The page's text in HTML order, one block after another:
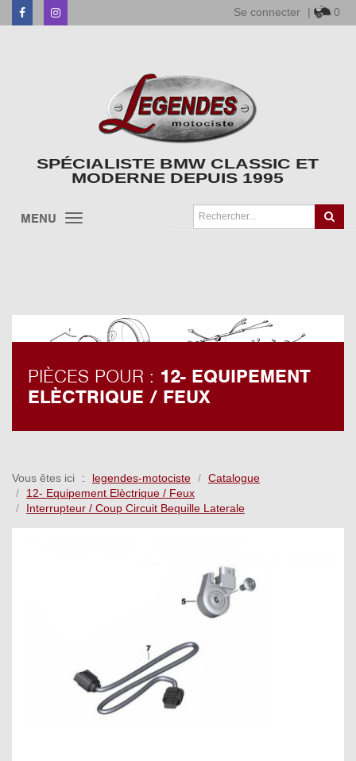
FacebookInstagram Se connecter | 0
SPÉCIALISTE BMW CLASSIC ET
MODERNE DEPUIS 1995
MENU
PIÈCES POUR : 12- EQUIPEMENT
ELÈCTRIQUE / FEUX
Vous êtes ici legendes-motociste
Catalogue
12- Equipement Elèctrique / Feux
Interrupteur / Coup Circuit Bequille Laterale